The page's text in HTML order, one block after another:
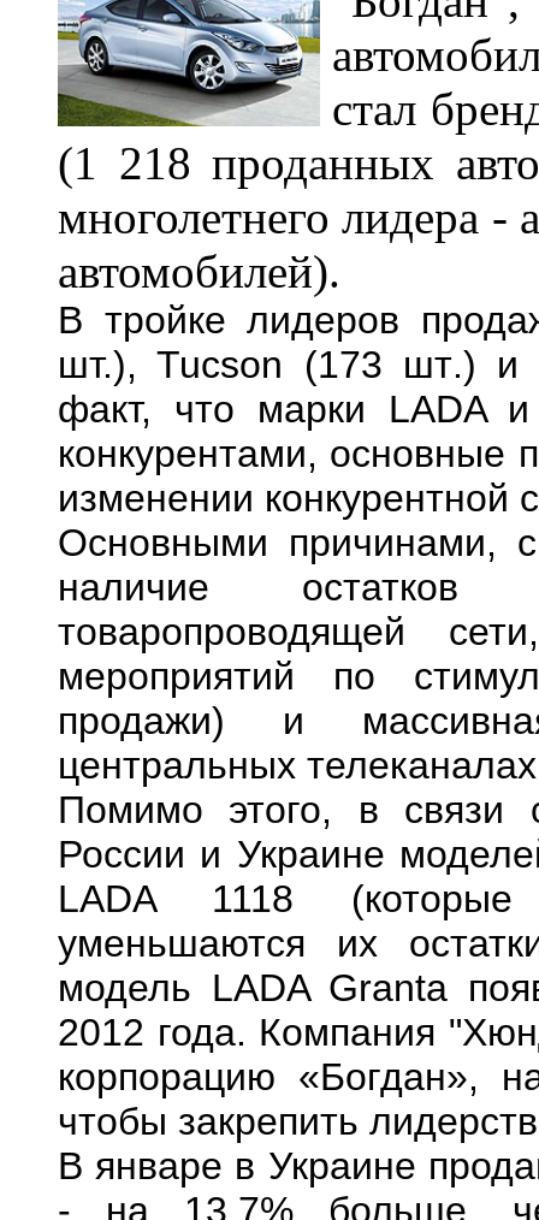
стал
(1 218 проданных
многолетнего лидера
автомобилей).
В тройке лидеров
шт.), Tucson (173 шт.) и
факт, что марки LADA
конкурентами, основные
изменении конкурентной
Основными причинами,
наличие
товаропроводящей
мероприятий по
продажи) и
центральных
Помимо этого, в связи
России и Украине
LADA 1118
уменьшаются их
модель LADA Granta
2012 года. Компания
корпорацию «Богдан»,
чтобы закрепить
В январе в Украине
- на 13,7% больше,